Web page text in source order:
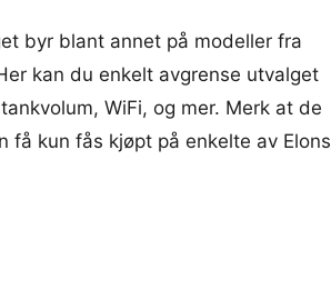
byr blant annet på modeller fra
kan du enkelt avgrense utvalget
WiFi, og mer. Merk at de
få kun fås kjøpt på enkelte av Elons